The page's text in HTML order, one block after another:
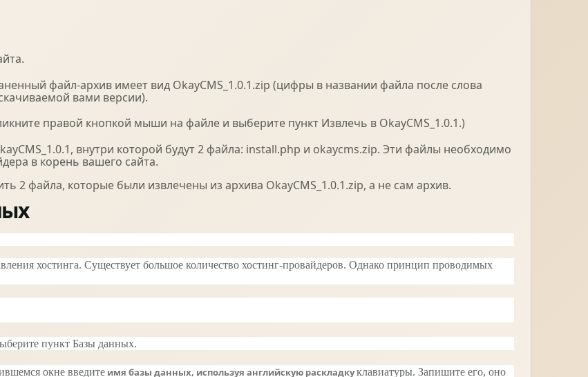
файл-архив имеет вид OkayCMS_1.0.1.zip (цифры в названии файла после слова
вами версии).
правой кнопкой мыши на файле и выберите пункт Извлечь в OkayCMS_1.0.1.)
внутри которой будут 2 файла: install.php и okaycms.zip. Эти файлы необходимо
в корень вашего сайта.
2 файла, которые были извлечены из архива OkayCMS_1.0.1.zip, а не сам архив.
хостинга. Существует большое количество хостинг-провайдеров. Однако принцип проводимых
пункт Базы данных.
окне введите имя базы данных, используя английскую раскладкуклавиатуры. Запишите его, оно